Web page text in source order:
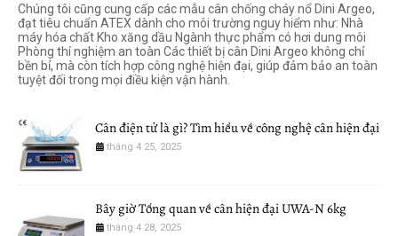
Chúng tôi cũng cung cấp các mẫu cân chống cháy nổ Dini Argeo,
đạt tiêu chuẩn ATEX dành cho môi trường nguy hiểm như: Nhà
máy hóa chất Kho xăng dầu Ngành thực phẩm có hơi dung môi
Phòng thí nghiệm an toàn Các thiết bị cân Dini Argeo không chỉ
bền bỉ, mà còn tích hợp công nghệ hiện đại, giúp đảm bảo an toàn
tuyệt đối trong mọi điều kiện vận hành.
Cân điện tử là gì? Tìm hiểu về công nghệ cân hiện đại
tháng 4 25, 2025
Bây giờ Tổng quan về cân hiện đại UWA-N 6kg
tháng 4 28, 2025